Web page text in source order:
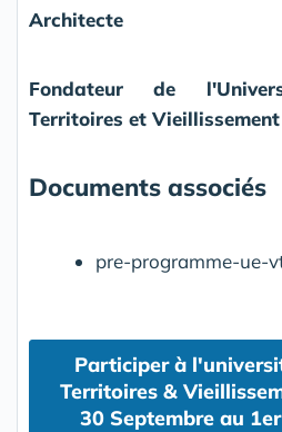
Architecte
Fondateur de
Territoires et Vieillissement
Documents associés
pre-programme-ue-
Participer à
Territoires &
30 Septembre au